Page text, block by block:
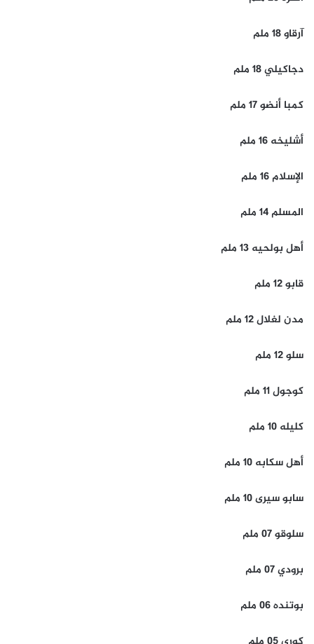
آرقاو 18 ملم
دجاكيلي 18 ملم
كمبا أنضو 17 ملم
أشليخه 16 ملم
الإسلام 16 ملم
المسلم 14 ملم
أهل بولحيه 13 ملم
قابو 12 ملم
مدن لغلال 12 ملم
سلو 12 ملم
كوجول 11 ملم
كليله 10 ملم
أهل سكابه 10 ملم
سابو سيرى 10 ملم
سلوقو 07 ملم
برودي 07 ملم
بوتنده 06 ملم